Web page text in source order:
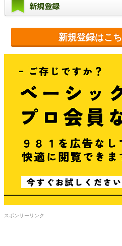
新規登録
新規登録はこち
スポンサーリンク